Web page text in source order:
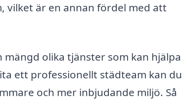
vilket är en annan fördel med att
olika tjänster som kan hjälpa
ett professionellt städteam kan du
och mer inbjudande miljö. Så